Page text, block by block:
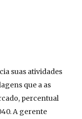
suas atividades
que a as
percentual
A gerente